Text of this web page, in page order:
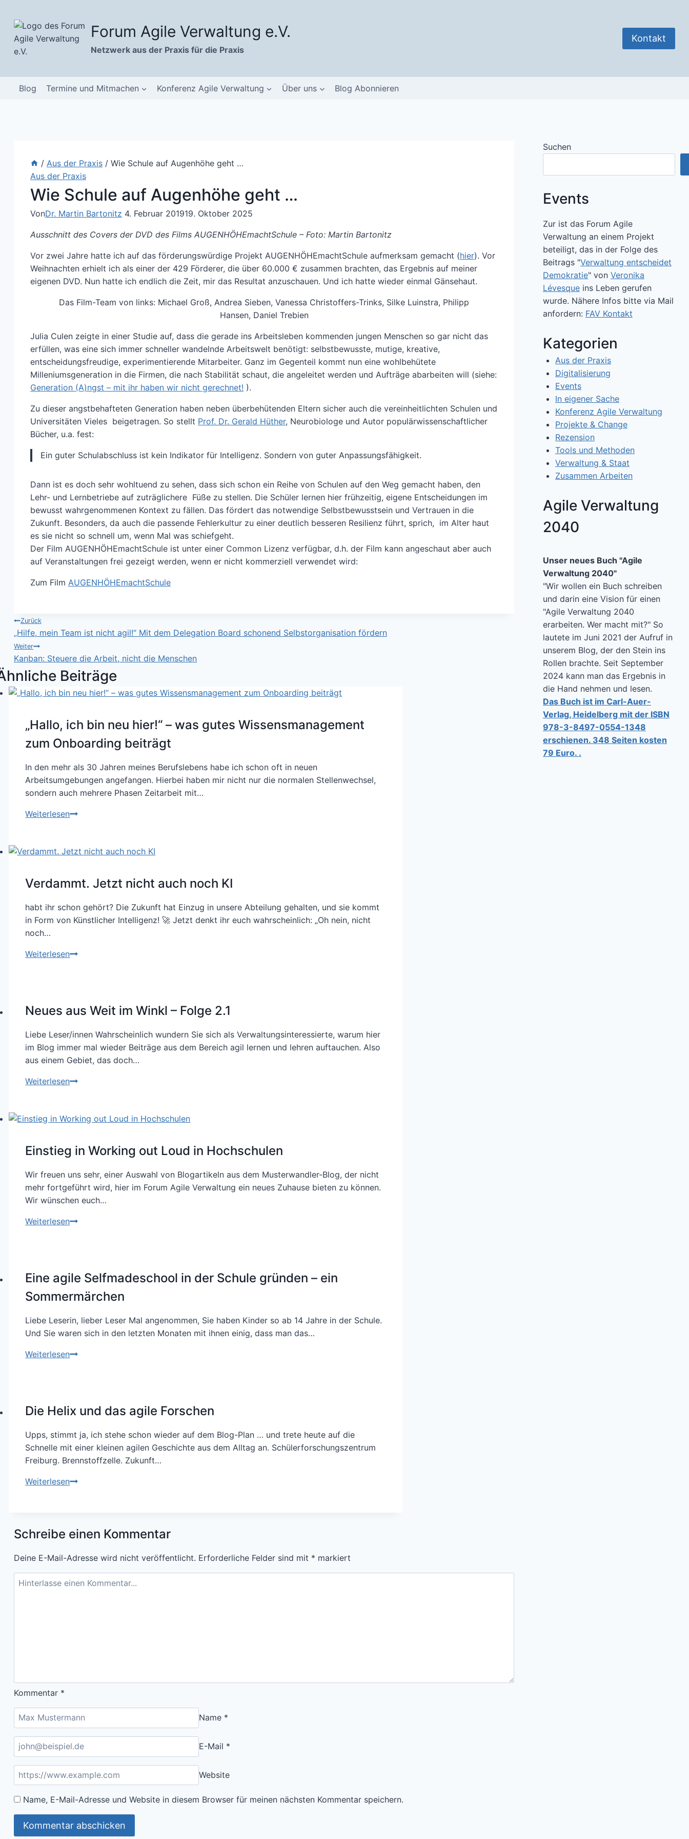
Inhalt
springen
Forum Agile Verwaltung e.V.
Netzwerk aus der Praxis für die Praxis
Kontakt
Blog Termine und Mitmachen Konferenz Agile Verwaltung Über uns Blog Abonnieren
/ Aus der Praxis / Wie Schule auf Augenhöhe geht …
Aus der Praxis
Wie Schule auf Augenhöhe geht …
VonDr. Martin Bartonitz 4. Februar 201919. Oktober 2025
Ausschnitt des Covers der DVD des Films AUGENHÖHEmachtSchule – Foto: Martin Bartonitz
Vor zwei Jahre hatte ich auf das förderungswürdige Projekt AUGENHÖHEmachtSchule aufmerksam gemacht (hier). Vor
Weihnachten erhielt ich als einer der 429 Förderer, die über 60.000 € zusammen brachten, das Ergebnis auf meiner
eigenen DVD. Nun hatte ich endlich die Zeit, mir das Resultat anzuschauen. Und ich hatte wieder einmal Gänsehaut.
Das Film-Team von links: Michael Groß, Andrea Sieben, Vanessa Christoffers-Trinks, Silke Luinstra, Philipp
Hansen, Daniel Trebien
Julia Culen zeigte in einer Studie auf, dass die gerade ins Arbeitsleben kommenden jungen Menschen so gar nicht das
erfüllen, was eine sich immer schneller wandelnde Arbeitswelt benötigt: selbstbewusste, mutige, kreative,
entscheidungsfreudige, experimentierende Mitarbeiter. Ganz im Gegenteil kommt nun eine wohlbehütete
Milleniumsgeneration in die Firmen, die nach Stabilität schaut, die angeleitet werden und Aufträge abarbeiten will (siehe:
Generation (A)ngst – mit ihr haben wir nicht gerechnet! ).
Zu dieser angstbehafteten Generation haben neben überbehütenden Eltern sicher auch die vereinheitlichten Schulen und
Universitäten Vieles beigetragen. So stellt Prof. Dr. Gerald Hüther, Neurobiologe und Autor populärwissenschaftlicher
Bücher, u.a. fest:
Ein guter Schulabschluss ist kein Indikator für Intelligenz. Sondern von guter Anpassungsfähigkeit.
Dann ist es doch sehr wohltuend zu sehen, dass sich schon ein Reihe von Schulen auf den Weg gemacht haben, den
Lehr- und Lernbetriebe auf zuträglichere Füße zu stellen. Die Schüler lernen hier frühzeitig, eigene Entscheidungen im
bewusst wahrgenommenen Kontext zu fällen. Das fördert das notwendige Selbstbewusstsein und Vertrauen in die
Zukunft. Besonders, da auch die passende Fehlerkultur zu einer deutlich besseren Resilienz führt, sprich, im Alter haut
es sie nicht so schnell um, wenn Mal was schiefgeht.
Der Film AUGENHÖHEmachtSchule ist unter einer Common Lizenz verfügbar, d.h. der Film kann angeschaut aber auch
auf Veranstaltungen frei gezeigt werden, wenn er nicht kommerziell verwendet wird:
Zum Film AUGENHÖHEmachtSchule
Beitragsnavigation
Zurück
„Hilfe, mein Team ist nicht agil!“ Mit dem Delegation Board schonend Selbstorganisation fördern
Weiter
Kanban: Steuere die Arbeit, nicht die Menschen
Beiträge
„Hallo, ich bin neu hier!“ – was gutes Wissensmanagement
zum Onboarding beiträgt
In den mehr als 30 Jahren meines Berufslebens habe ich schon oft in neuen
Arbeitsumgebungen angefangen. Hierbei haben mir nicht nur die normalen Stellenwechsel,
sondern auch mehrere Phasen Zeitarbeit mit…
Weiterlesen„Hallo,
neu
was
gutes
Wissensmanagement
beiträgt
Verdammt. Jetzt nicht auch noch KI
habt ihr schon gehört? Die Zukunft hat Einzug in unsere Abteilung gehalten, und sie kommt
in Form von Künstlicher Intelligenz! 🚀 Jetzt denkt ihr euch wahrscheinlich: „Oh nein, nicht
noch…
WeiterlesenVerdammt.
KI
Neues aus Weit im Winkl – Folge 2.1
Liebe Leser/innen Wahrscheinlich wundern Sie sich als Verwaltungsinteressierte, warum hier
im Blog immer mal wieder Beiträge aus dem Bereich agil lernen und lehren auftauchen. Also
aus einem Gebiet, das doch…
WeiterlesenNeues
im
Folge
2.1
Einstieg in Working out Loud in Hochschulen
Wir freuen uns sehr, einer Auswahl von Blogartikeln aus dem Musterwandler-Blog, der nicht
mehr fortgeführt wird, hier im Forum Agile Verwaltung ein neues Zuhause bieten zu können.
Wir wünschen euch…
WeiterlesenEinstieg
Loud
in Hochschulen
Eine agile Selfmadeschool in der Schule gründen – ein
Sommermärchen
Liebe Leserin, lieber Leser Mal angenommen, Sie haben Kinder so ab 14 Jahre in der Schule.
Und Sie waren sich in den letzten Monaten mit ihnen einig, dass man das…
WeiterlesenEine
Schule
gründen
–
ein
Die Helix und das agile Forschen
Upps, stimmt ja, ich stehe schon wieder auf dem Blog-Plan … und trete heute auf die
Schnelle mit einer kleinen agilen Geschichte aus dem Alltag an. Schülerforschungszentrum
Freiburg. Brennstoffzelle. Zukunft…
WeiterlesenDie
agile
Schreibe einen Kommentar
Deine E-Mail-Adresse wird nicht veröffentlicht. Erforderliche Felder sind mit * markiert
Kommentar *
Name *
E-Mail *
Website
Name, E-Mail-Adresse und Website in diesem Browser für meinen nächsten Kommentar speichern.
Suchen
Events
Zur ist das Forum Agile
Verwaltung an einem Projekt
beteiligt, das in der Folge des
Beitrags "Verwaltung entscheidet
Demokratie" von Veronika
Lévesque ins Leben gerufen
wurde. Nähere Infos bitte via Mail
anfordern: FAV Kontakt
Kategorien
Aus der Praxis
Digitalisierung
Events
In eigener Sache
Konferenz Agile Verwaltung
Projekte & Change
Rezension
Tools und Methoden
Verwaltung & Staat
Zusammen Arbeiten
Agile Verwaltung
2040
Unser neues Buch "Agile
Verwaltung 2040"
"Wir wollen ein Buch schreiben
und darin eine Vision für einen
"Agile Verwaltung 2040
erarbeiten. Wer macht mit?" So
lautete im Juni 2021 der Aufruf in
unserem Blog, der den Stein ins
Rollen brachte. Seit September
2024 kann man das Ergebnis in
die Hand nehmen und lesen.
Das Buch ist im Carl-Auer-
Verlag, Heidelberg mit der ISBN
978-3-8497-0554-1348
erschienen. 348 Seiten kosten
79 Euro. .